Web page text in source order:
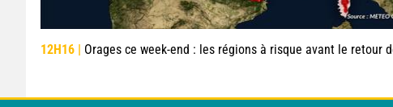
12H16 | Orages ce week-end : les régions à risque avant le retour de la